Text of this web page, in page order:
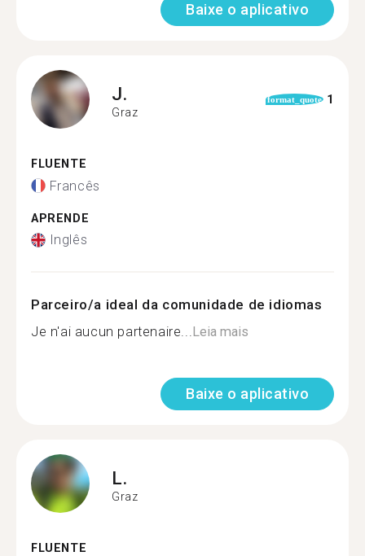
Baixe o aplicativo
J.
Graz
format_quote 1
FLUENTE
Francês
APRENDE
Inglês
Parceiro/a ideal da comunidade de idiomas
Je n'ai aucun partenaire...Leia mais
Baixe o aplicativo
L.
Graz
FLUENTE